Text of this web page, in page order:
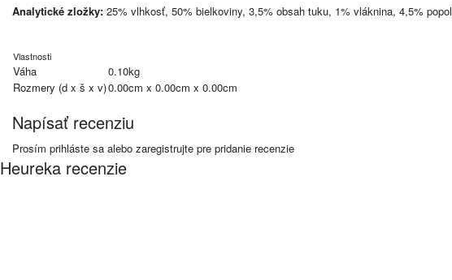
Analytické zložky: 25% vlhkosť, 50% bielkoviny, 3,5% obsah tuku, 1% vláknina, 4,5% popol
Vlastnosti
Váha
0.10kg
Rozmery (d x š x v)0.00cm x 0.00cm x 0.00cm
Napísať recenziu
Prosím prihláste sa alebo zaregistrujte pre pridanie recenzie
Heureka recenzie